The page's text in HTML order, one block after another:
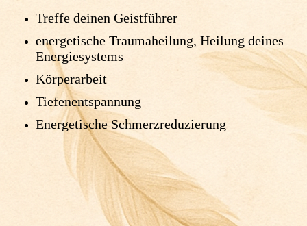
Treffe deinen Geistführer
energetische Traumaheilung, Heilung deines
Energiesystems
Körperarbeit
Tiefenentspannung
Energetische Schmerzreduzierung